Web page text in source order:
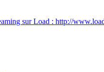
sur Load : http://